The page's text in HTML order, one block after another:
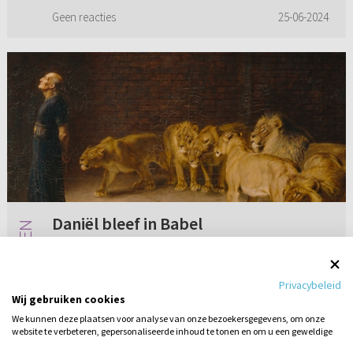
Geen reacties 25-06-2024
Daniël bleef in Babel
Daniel was een dienaar van Darius. Betekent
dit dat Daniel nog in Babel was toen de eerste
ballingen weer terugge...
Geen reacties 25-06-2026
Privacybeleid
Wij gebruiken cookies
We kunnen deze plaatsen voor analyse van onze bezoekersgegevens, om onze
website te verbeteren, gepersonaliseerde inhoud te tonen en om u een geweldige